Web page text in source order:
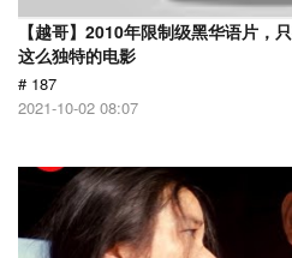
【越哥】2010年限制级黑华语片，
这么独特的电影
# 187
2021-10-02 08:07